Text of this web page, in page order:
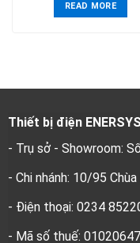
READ MORE
Thiết bị điện
- Trụ sở - Showroom:
- Chi nhánh: 10/95
- Điện thoại: 0234
- Mã số thuế: